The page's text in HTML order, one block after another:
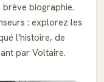
biographie.
: explorez les
l'histoire, de
par Voltaire.